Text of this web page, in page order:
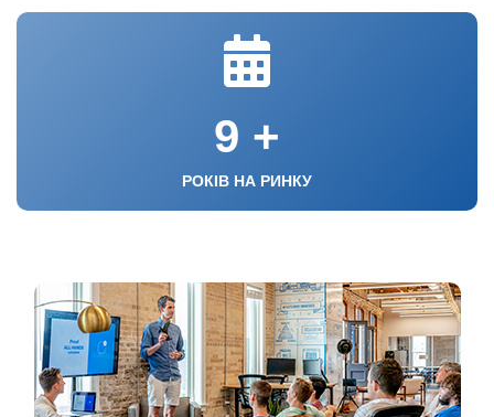
9 +
РОКІВ НА РИНКУ